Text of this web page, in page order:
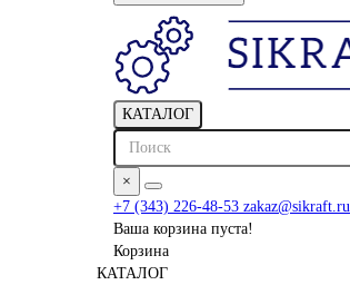
КАТАЛОГ
×
+7 (343) 226-48-53 zakaz@sikraft.ru
Ваша корзина пуста!
Корзина
КАТАЛОГ